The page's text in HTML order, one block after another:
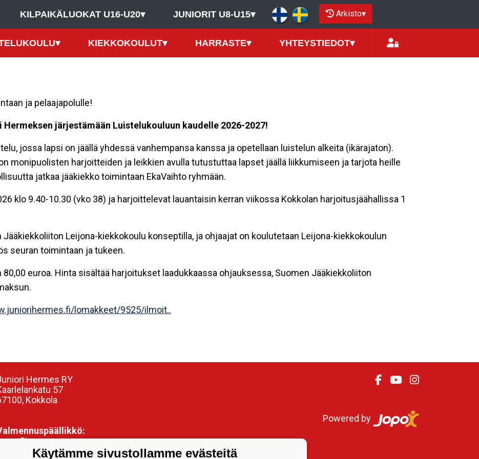
KILPAIKÄLUOKAT U16-U20▾ JUNIORIT U8-U15▾ Arkisto▾
▾ KIEKKOKOULUT▾ HARRASTE▾ YHTEYSTIEDOT▾
ja pelaajapolulle!
järjestämään Luistelukouluun kaudelle 2026-2027!
jossa lapsi on jäällä yhdessä vanhempansa kanssa ja opetellaan luistelun alkeita (ikärajaton).
monipuolisten harjoitteiden ja leikkien avulla tutustuttaa lapset jäällä liikkumiseen ja tarjota heille
jatkaa jääkiekko toimintaan EkaVaihto ryhmään.
klo 9.40-10.30 (vko 38) ja harjoittelevat lauantaisin kerran viikossa Kokkolan harjoitusjäähallissa 1
Leijona-kiekkokoulu konseptilla, ja ohjaajat on koulutetaan Leijona-kiekkokoulun
seuran toimintaan ja tukeen.
euroa. Hinta sisältää harjoitukset laadukkaassa ohjauksessa, Suomen Jääkiekkoliiton
lomakkeet/9525/ilmoit..
Hermes RY
57
Kokkola
Siren
0407304799
Powered by
Käytämme sivustollamme evästeitä